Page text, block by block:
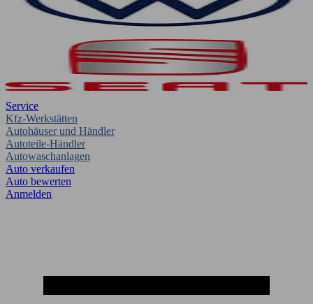
Service
Kfz-Werkstätten
Autohäuser und Händler
Autoteile-Händler
Autowaschanlagen
Auto verkaufen
Auto bewerten
Anmelden